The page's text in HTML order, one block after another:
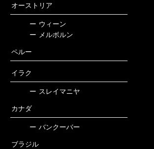
オーストリア
ー ウィーン
ー
メルボルン
ペルー
イラク
ー スレイマニヤ
カナダ
ー バンクーバー
ブラジル